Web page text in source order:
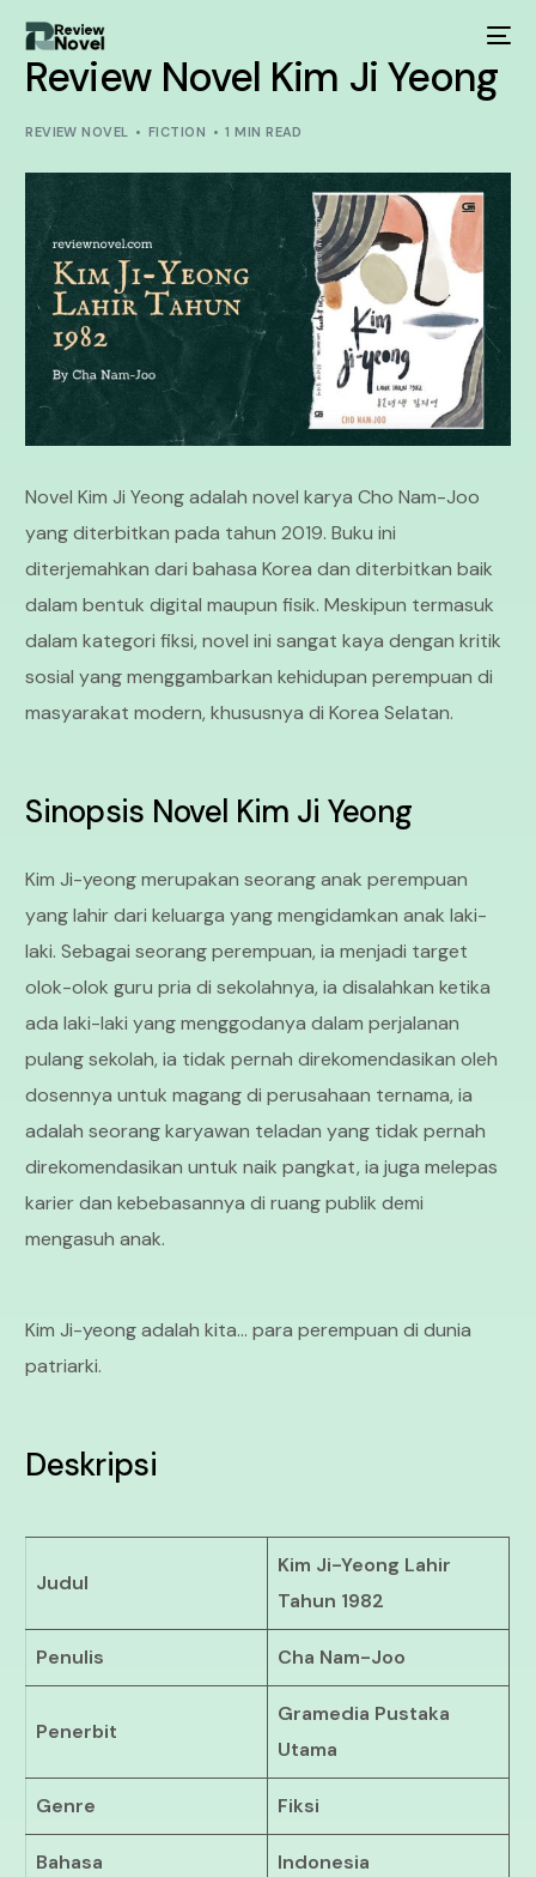
Review Novel Kim Ji Yeong
REVIEW NOVEL FICTION 1 MIN READ
Novel Kim Ji Yeong adalah novel karya Cho Nam-Joo
yang diterbitkan pada tahun 2019. Buku ini
diterjemahkan dari bahasa Korea dan diterbitkan baik
dalam bentuk digital maupun fisik. Meskipun termasuk
dalam kategori fiksi, novel ini sangat kaya dengan kritik
sosial yang menggambarkan kehidupan perempuan di
masyarakat modern, khususnya di Korea Selatan.
Sinopsis Novel Kim Ji Yeong
Kim Ji-yeong merupakan seorang anak perempuan
yang lahir dari keluarga yang mengidamkan anak laki-
laki. Sebagai seorang perempuan, ia menjadi target
olok-olok guru pria di sekolahnya, ia disalahkan ketika
ada laki-laki yang menggodanya dalam perjalanan
pulang sekolah, ia tidak pernah direkomendasikan oleh
dosennya untuk magang di perusahaan ternama, ia
adalah seorang karyawan teladan yang tidak pernah
direkomendasikan untuk naik pangkat, ia juga melepas
karier dan kebebasannya di ruang publik demi
mengasuh anak.
Kim Ji-yeong adalah kita… para perempuan di dunia
patriarki.
Deskripsi
Judul
Kim Ji-Yeong Lahir
Tahun 1982
Penulis Cha Nam-Joo
Penerbit
Gramedia Pustaka
Utama
Genre Fiksi
Bahasa Indonesia